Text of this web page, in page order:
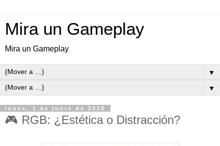
Mira un Gameplay
Mira un Gameplay
▼
▼
lunes, 1 de junio de 2026
🎮 RGB: ¿Estética o Distracción?